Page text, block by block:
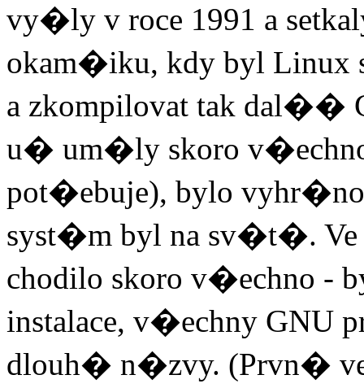
vy�ly v roce 1991 a
okam�iku, kdy byl Linux
a zkompilovat tak dal��
u� um�ly skoro
pot�ebuje), bylo
syst�m byl na sv�t�. Ve
chodilo skoro v�echno -
instalace, v�echny GNU
dlouh� n�zvy. (Prvn�